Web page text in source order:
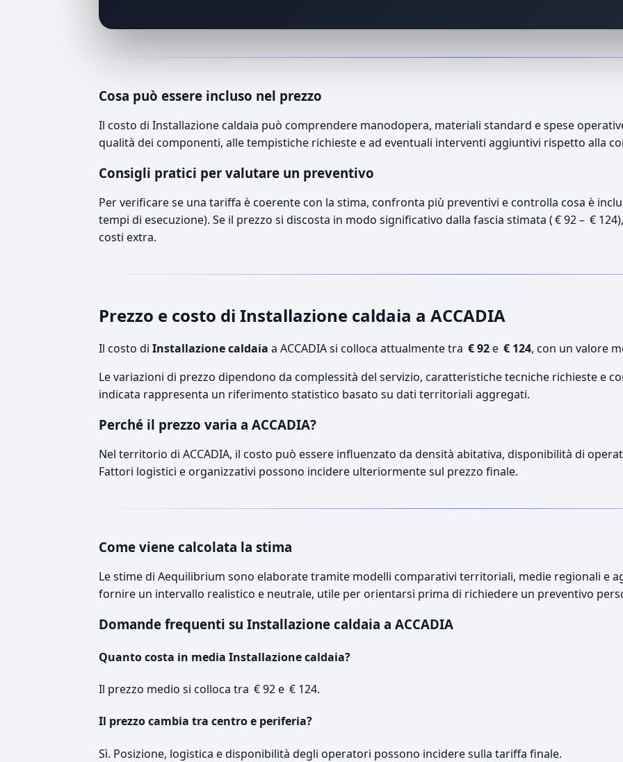
Cosa può essere incluso nel prezzo
Il costo di Installazione caldaia può comprendere manodopera, materiali standard e spese
qualità dei componenti, alle tempistiche richieste e ad eventuali interventi aggiuntivi rispetto alla
Consigli pratici per valutare un preventivo
Per verificare se una tariffa è coerente con la stima, confronta più preventivi e controlla cosa è
tempi di esecuzione). Se il prezzo si discosta in modo significativo dalla fascia stimata ( € 92 – €
costi extra.
Prezzo e costo di Installazione caldaia a ACCADIA
Il costo di Installazione caldaia a ACCADIA si colloca attualmente tra € 92e € 124, con un valore
Le variazioni di prezzo dipendono da complessità del servizio, caratteristiche tecniche richieste e
indicata rappresenta un riferimento statistico basato su dati territoriali aggregati.
Perché il prezzo varia a ACCADIA?
Nel territorio di ACCADIA, il costo può essere influenzato da densità abitativa, disponibilità di
Fattori logistici e organizzativi possono incidere ulteriormente sul prezzo finale.
Come viene calcolata la stima
Le stime di Aequilibrium sono elaborate tramite modelli comparativi territoriali, medie regionali e
fornire un intervallo realistico e neutrale, utile per orientarsi prima di richiedere un preventivo
Domande frequenti su Installazione caldaia a ACCADIA
Quanto costa in media Installazione caldaia?
Il prezzo medio si colloca tra € 92 e € 124.
Il prezzo cambia tra centro e periferia?
Sì. Posizione, logistica e disponibilità degli operatori possono incidere sulla tariffa finale.